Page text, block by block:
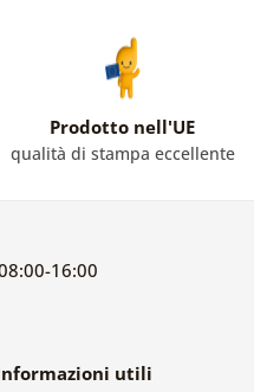
Prodotto nell'UE
qualità di stampa eccellente
16:00
utili